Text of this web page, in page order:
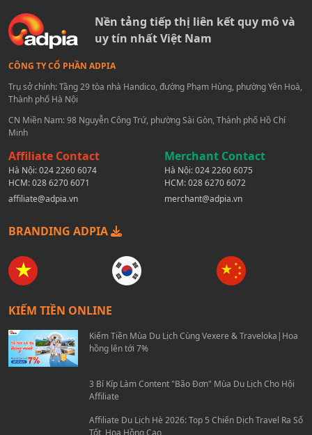
Nền tảng tiếp thị liên kết quy mô và
uy tín nhất Việt Nam
CÔNG TY CỔ PHẦN ADPIA
Trụ sở chính: Tầng 29 tòa nhà Handico, đường Phạm Hùng, phường Yên Hoà,
Thành phố Hà Nội
CN Miền Nam: 98 Nguyễn Công Trứ, phường Sài Gòn, Thành phố Hồ Chí
Minh
Affiliate Contact
Hà Nội:024 2260 6074
HCM:028 6270 6071
affiliate@adpia.vn
Merchant Contact
Hà Nội:024 2260 6075
HCM:028 6270 6072
merchant@adpia.vn
BRANDING ADPIA
KIẾM TIỀN ONLINE
Kiếm Tiền Mùa Du Lịch Cùng Vexere & Traveloka|Hoa
hồng lên tới 7%
3 Bí Kíp Làm Content "Bão Đơn" Mùa Du Lịch Cho Hội
Affiliate